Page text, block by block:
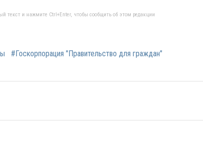
текст и нажмите Ctrl+Enter, чтобы сообщить об этом редакции
#Госкорпорация "Правительство для граждан"